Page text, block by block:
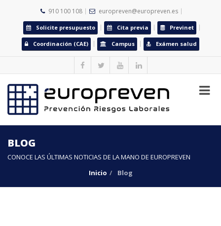
910 100 108 europreven@europreven.es
Solicite presupuesto Cita previa Previnet
Coordinación (CAE) Campus Exámen salud
BLOG
CONOCE LAS ÚLTIMAS NOTICIAS DE LA MANO DE EUROPREVEN
Inicio
Blog